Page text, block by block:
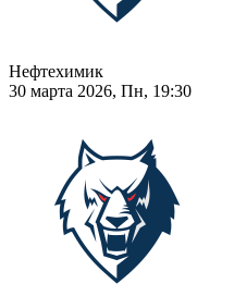
Нефтехимик
30 марта 2026, Пн, 19:30